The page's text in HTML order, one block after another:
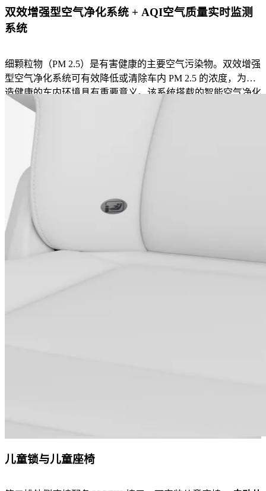
双效增强型空气净化系统 + AQI空气质量实时监测
系统
细颗粒物（PM 2.5）是有害健康的主要空气污染物。双效增强
型空气净化系统可有效降低或清除车内 PM 2.5 的浓度，为创
造健康的车内环境具有重要意义。该系统搭载的智能空气净化
技术可捕捉极小颗粒物，为车舱过滤高达 95% 的 PM 2.5 有害
数据结果显示在中央显示屏上。您可根据显示屏数据对比车内
外 PM 2.5 浓度。您还可使用沃尔沃汽车应用程序在上车前预
先过滤车内空气，并查看车内空气质量数据。
儿童锁与儿童座椅